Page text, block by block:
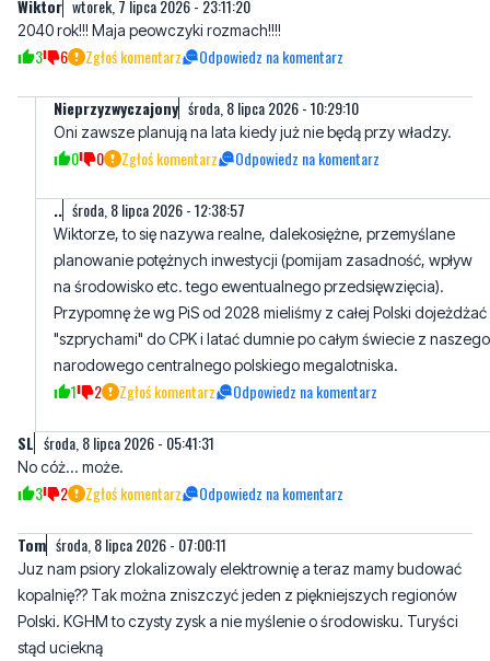
Nieprzyzwyczajony środa, 8 lipca 2026 - 10:29:10
Oni zawsze planują na lata kiedy już nie będą przy władzy.
.. środa, 8 lipca 2026 - 12:38:57
Wiktorze, to się nazywa realne, dalekosiężne, przemyślane
na środowisko etc. tego ewentualnego przedsięwzięcia).
Przypomnę że wg PiS od 2028 mieliśmy z całej Polski dojeżdżać
"szprychami" do CPK i latać dumnie po całym świecie z naszego
narodowego centralnego polskiego megalotniska.
1 2 Zgłoś komentarz Odpowiedz na komentarz
środa, 8 lipca 2026 - 05:41:31
No cóż... może.
Tom środa, 8 lipca 2026 - 07:00:11
Juz nam psiory zlokalizowaly elektrownię a teraz mamy budować
Polski. KGHM to czysty zysk a nie myślenie o środowisku. Turyści
stąd uciekną
2 8 Zgłoś komentarz Odpowiedz na komentarz
PRZYRODA środa, 8 lipca 2026 - 08:26:14